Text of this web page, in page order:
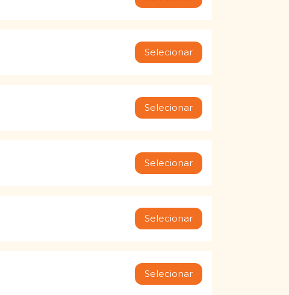
Selecionar
Selecionar
Selecionar
Selecionar
Selecionar